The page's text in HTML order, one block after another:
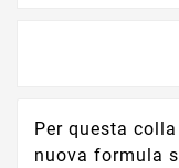
Per questa
nuova formula